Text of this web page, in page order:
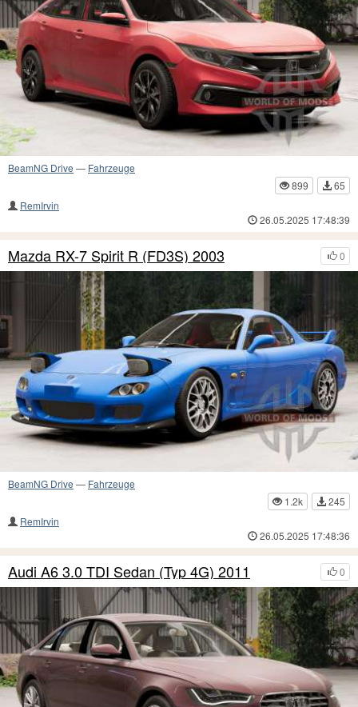
BeamNG Drive — Fahrzeuge
899
65
RemIrvin
26.05.2025 17:48:39
0
Mazda RX-7 Spirit R (FD3S) 2003
BeamNG Drive — Fahrzeuge
1.2k
245
RemIrvin
26.05.2025 17:48:36
0
Audi A6 3.0 TDI Sedan (Typ 4G) 2011